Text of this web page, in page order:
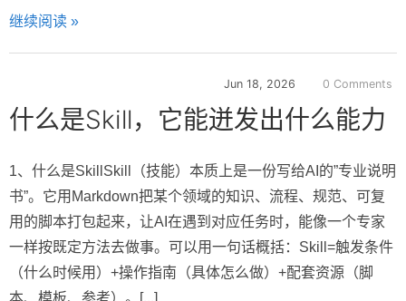
继续阅读 »
Jun 18, 2026 0 Comments
什么是Skill，它能迸发出什么能力
1、什么是SkillSkill（技能）本质上是一份写给AI的”专业说明
书”。它用Markdown把某个领域的知识、流程、规范、可复
用的脚本打包起来，让AI在遇到对应任务时，能像一个专家
一样按既定方法去做事。可以用一句话概括：Skill=触发条件
（什么时候用）+操作指南（具体怎么做）+配套资源（脚